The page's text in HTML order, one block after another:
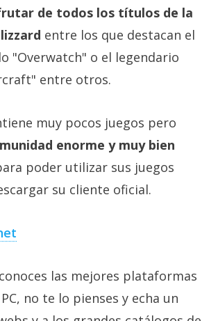
de todos los títulos de la
entre los que destacan el
"Overwatch" o el legendario
entre otros.
muy pocos juegos pero
enorme y muy bien
poder utilizar sus juegos
su cliente oficial.
las mejores plataformas
no te lo pienses y echa un